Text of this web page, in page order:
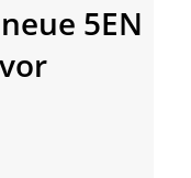
5EN